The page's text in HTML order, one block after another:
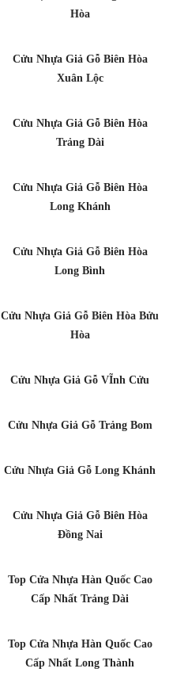
Hòa
Cửu Nhựa Giả Gỗ Biên Hòa
Xuân Lộc
Cửu Nhựa Giả Gỗ Biên Hòa
Trảng Dài
Cửu Nhựa Giả Gỗ Biên Hòa
Long Khánh
Cửu Nhựa Giả Gỗ Biên Hòa
Long Bình
Cửu Nhựa Giả Gỗ Biên Hòa Bửu
Hòa
Cửu Nhựa Giả Gỗ VĨnh Cửu
Cửu Nhựa Giả Gỗ Trảng Bom
Cửu Nhựa Giả Gỗ Long Khánh
Cửu Nhựa Giả Gỗ Biên Hòa
Đồng Nai
Top Cửa Nhựa Hàn Quốc Cao
Cấp Nhất Trảng Dài
Top Cửa Nhựa Hàn Quốc Cao
Cấp Nhất Long Thành